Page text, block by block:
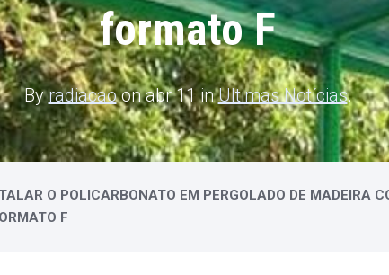
formato F
Byradiacaoon abr 11 inUltimas Notícias.
O POLICARBONATO EM PERGOLADO DE MADEIRA
F